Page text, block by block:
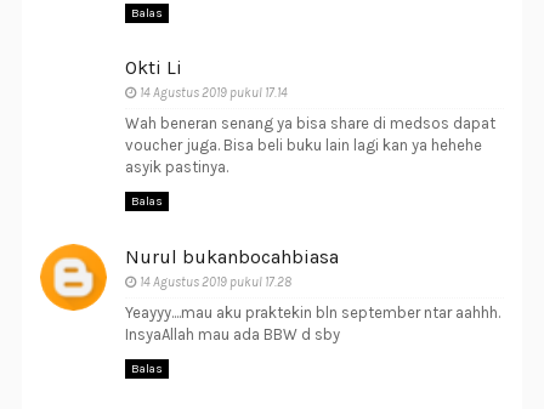
Balas
Okti Li
14 Agustus 2019 pukul 17.14
Wah beneran senang ya bisa share di medsos dapat
voucher juga. Bisa beli buku lain lagi kan ya hehehe
asyik pastinya.
Balas
Nurul bukanbocahbiasa
14 Agustus 2019 pukul 17.28
Yeayyy....mau aku praktekin bln september ntar aahhh.
InsyaAllah mau ada BBW d sby
Balas